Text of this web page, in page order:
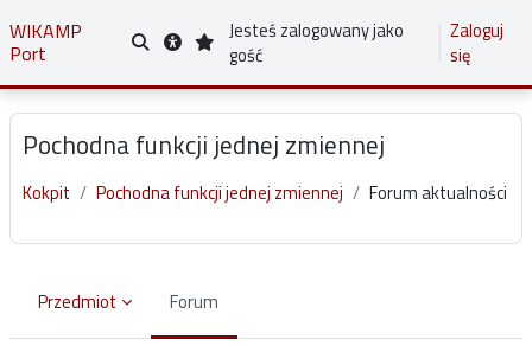
Przejdź do głównej zawartości
WIKAMP
Port Przełącznik wyszukiwarki
Jesteś zalogowany jako
gość
Zaloguj
się
Pochodna funkcji jednej zmiennej
Kokpit Pochodna funkcji jednej zmiennej Forum aktualności
Przedmiot Forum